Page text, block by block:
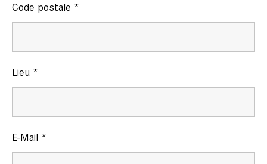
Code postale *
Lieu *
E-Mail *